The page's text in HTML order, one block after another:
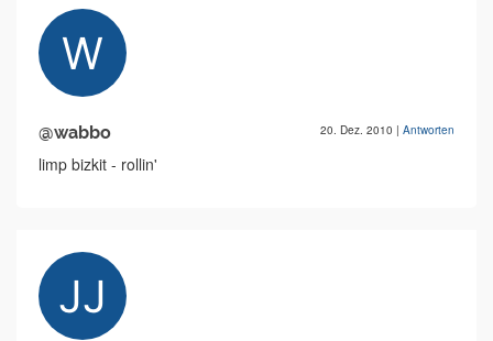
@wabbo 20. Dez. 2010 | Antworten
limp bizkit - rollin'